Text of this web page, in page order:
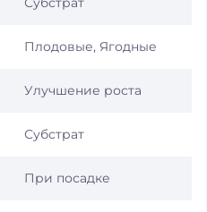
Плодовые, Ягодные
Улучшение роста
Субстрат
При посадке